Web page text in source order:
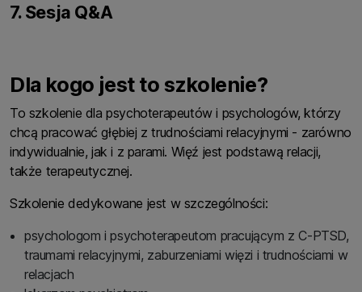
7. Sesja Q&A
Dla kogo jest to szkolenie?
To szkolenie dla psychoterapeutów i psychologów, którzy
chcą pracować głębiej z trudnościami relacyjnymi - zarówno
indywidualnie, jak i z parami. Więź jest podstawą relacji,
także terapeutycznej.
Szkolenie dedykowane jest w szczególności:
psychologom i psychoterapeutom pracującym z C-PTSD,
traumami relacyjnymi, zaburzeniami więzi i trudnościami w
relacjach